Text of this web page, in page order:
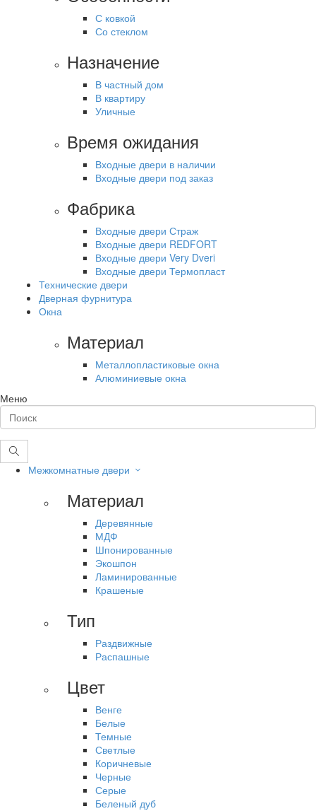
С ковкой
Со стеклом
Назначение
В частный дом
В квартиру
Уличные
Время ожидания
Входные двери в наличии
Входные двери под заказ
Фабрика
Входные двери Страж
Входные двери REDFORT
Входные двери Very Dveri
Входные двери Термопласт
Технические двери
Дверная фурнитура
Окна
Материал
Металлопластиковые окна
Алюминиевые окна
Меню
Межкомнатные двери
Материал
Деревянные
МДФ
Шпонированные
Экошпон
Ламинированные
Крашеные
Тип
Раздвижные
Распашные
Цвет
Венге
Белые
Темные
Светлые
Коричневые
Черные
Серые
Беленый дуб